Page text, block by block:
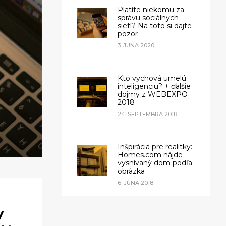
Platíte niekomu za
správu sociálnych
sietí? Na toto si dajte
pozor
3. JÚNA 2020
Kto vychová umelú
inteligenciu? + ďalšie
dojmy z WEBEXPO
2018
24. SEPTEMBRA 2018
Inšpirácia pre realitky:
Homes.com nájde
vysnívaný dom podľa
obrázka
6. JÚNA 2018